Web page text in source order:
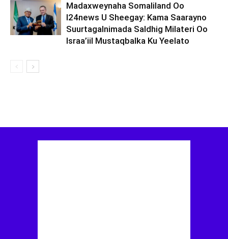
Madaxweynaha Somaliland Oo
I24news U Sheegay: Kama Saarayno
Suurtagalnimada Saldhig Milateri Oo
Israa’iil Mustaqbalka Ku Yeelato